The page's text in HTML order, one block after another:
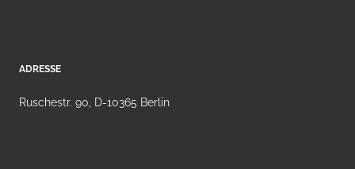
ADRESSE
Ruschestr. 90, D-10365 Berlin